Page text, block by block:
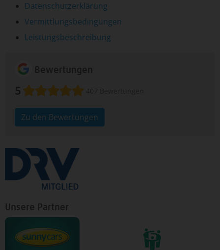
Datenschutzerklärung
Vermittlungsbedingungen
Leistungsbeschreibung
5
Zu den Bewertungen
Unsere Partner